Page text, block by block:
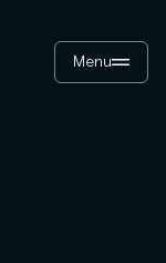
Menu